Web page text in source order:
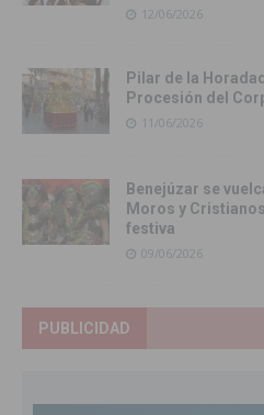
12/06/2026
Pilar de la
Procesión del
11/06/2026
Benejúzar se
Moros y
festiva
09/06/2026
PUBLICIDAD